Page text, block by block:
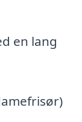
en lang